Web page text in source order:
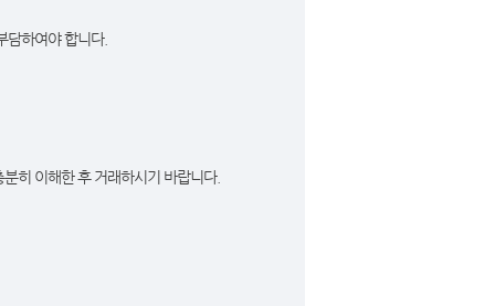
담하여야 합니다.
히 이해한 후 거래하시기 바랍니다.